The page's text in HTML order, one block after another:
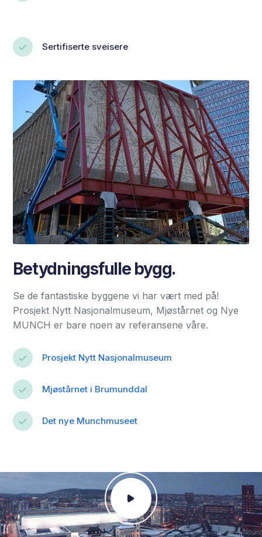
Sertifiserte sveisere
Betydningsfulle bygg.
Se de fantastiske byggene vi har vært med på!
Prosjekt Nytt Nasjonalmuseum, Mjøstårnet og Nye
MUNCH er bare noen av referansene våre.
Prosjekt Nytt Nasjonalmuseum
Mjøstårnet i Brumunddal
Det nye Munchmuseet